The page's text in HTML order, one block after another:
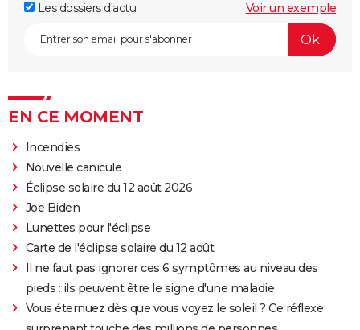
Les dossiers d'actu
Voir un exemple
EN CE MOMENT
Incendies
Nouvelle canicule
Éclipse solaire du 12 août 2026
Joe Biden
Lunettes pour l'éclipse
Carte de l'éclipse solaire du 12 août
Il ne faut pas ignorer ces 6 symptômes au niveau des
pieds : ils peuvent être le signe d'une maladie
Vous éternuez dès que vous voyez le soleil ? Ce réflexe